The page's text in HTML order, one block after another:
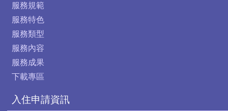
服務規範
服務特色
服務類型
服務內容
服務成果
下載專區
入住申請資訊